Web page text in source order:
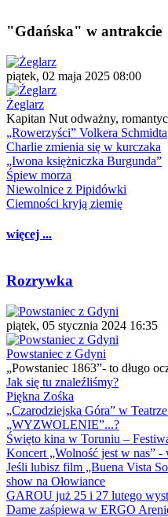
"Gdańska" w antrakcie
piątek, 02 maja 2025 08:00
Żeglarz
Kapitan Nut odważny,
„Rowerzyści” Volkera Schmidta
Charlie zmienia się w kurczaka
„Iwona księżniczka Burgunda”
Śpiew morza
Niewolnice z Pipidówki
Ciemności kryją ziemię
więcej ...
Rozrywka
piątek, 05 stycznia 2024 16:35
Powstaniec z Gdyni
„Powstaniec 1863”- to długo
Jak się tu znaleźliśmy?
Piękna Zośka
„Czarodziejska Góra” w
„WYZWOLENIE”...?
Święto kina w Toruniu –
Koncert „Wolność jest w nas”
Jeśli lubisz film „Buena Vista
show na Ołowiance
GAROU już 25 i 27 lutego
Dame zaśpiewa w ERGO